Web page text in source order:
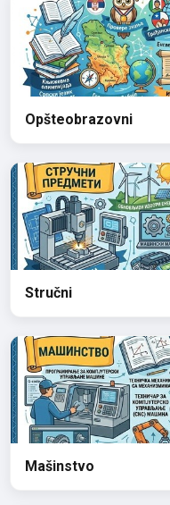
Opšteobrazovni
Stručni
Mašinstvo